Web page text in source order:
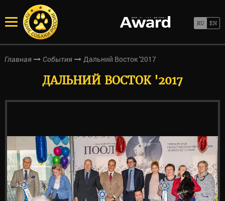
Главная События Дальний Восток '2017
ДАЛЬНИЙ ВОСТОК '2017